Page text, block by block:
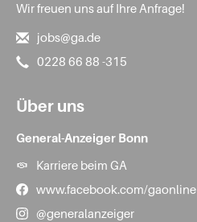
Wir freuen uns auf Ihre Anfrage!
jobs@ga.de
0228 66 88 -315
Über uns
General-Anzeiger Bonn
Karriere beim GA
www.facebook.com/gaonline
@generalanzeiger